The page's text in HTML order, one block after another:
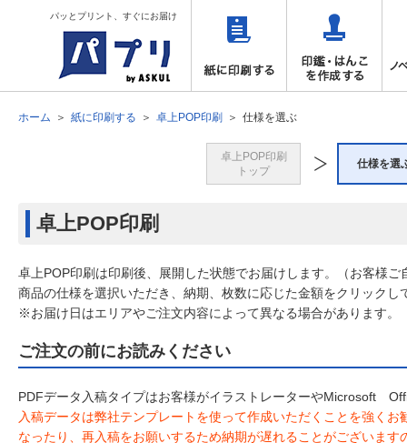
パッとプリント、すぐにお届け
ホーム 紙に印刷する 卓上POP印刷 仕様を選ぶ
卓上POP印刷
トップ
仕様を選
卓上POP印刷
卓上POP印刷は印刷後、展開した状態でお届けします。（お客様
商品の仕様を選択いただき、納期、枚数に応じた金額をクリックし
※お届け日はエリアやご注文内容によって異なる場合があります。
ご注文の前にお読みください
PDFデータ入稿タイプはお客様がイラストレーターやMicrosoft
入稿データは弊社テンプレートを使って作成いただくことを強く
なったり、再入稿をお願いするため納期が遅れることがございます